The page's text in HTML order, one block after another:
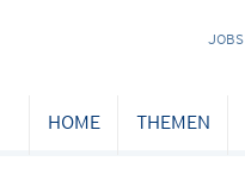
NAVIGATION
JOBS
HOME THEMEN